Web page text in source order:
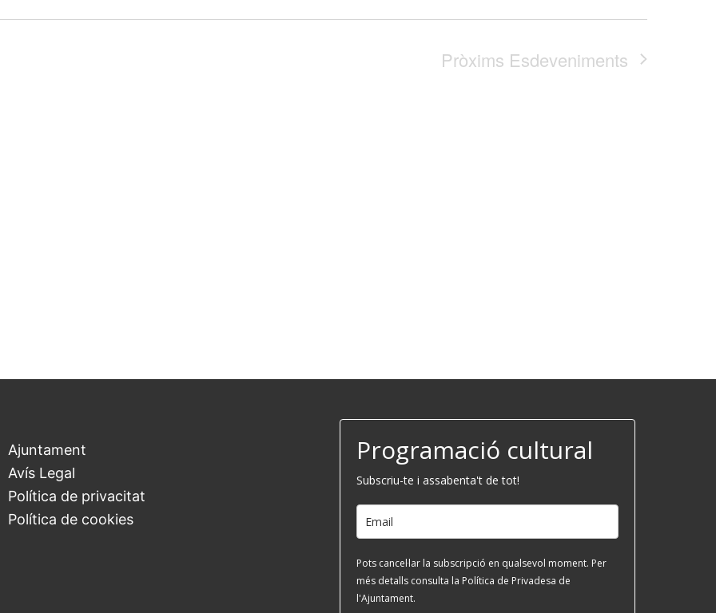
Pròxims Esdeveniments
Ajuntament
Avís Legal
Política de privacitat
Política de cookies
Programació cultural
Subscriu-te i assabenta't de tot!
Pots cancel·lar la subscripció en qualsevol moment. Per
més detalls consulta la Política de Privadesa de
l'Ajuntament.